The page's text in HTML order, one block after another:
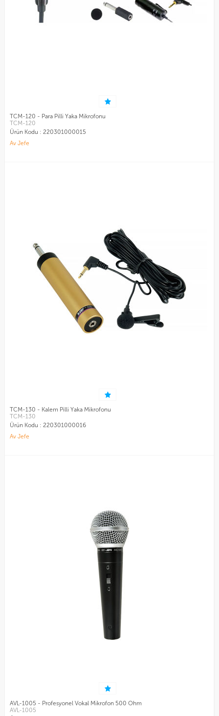
TCM-120 - Para Pilli Yaka Mikrofonu
TCM-120
Ürün Kodu : 220301000015
Av Jefe
TCM-130 - Kalem Pilli Yaka Mikrofonu
TCM-130
Ürün Kodu : 220301000016
Av Jefe
AVL-1005 - Profesyonel Vokal Mikrofon 500 Ohm
AVL-1005